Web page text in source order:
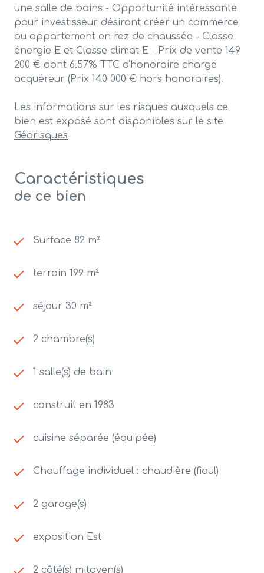
une salle de bains - Opportunité intéressante
pour investisseur désirant créer un commerce
ou appartement en rez de chaussée - Classe
énergie E et Classe climat E - Prix de vente 149
200 € dont 6.57% TTC d'honoraire charge
acquéreur (Prix 140 000 € hors honoraires).
Les informations sur les risques auxquels ce
bien est exposé sont disponibles sur le site
Géorisques
Caractéristiques
de ce bien
Surface 82 m²
terrain 199 m²
séjour 30 m²
2 chambre(s)
1 salle(s) de bain
construit en 1983
cuisine séparée (équipée)
Chauffage individuel : chaudière (fioul)
2 garage(s)
exposition Est
2 côté(s) mitoyen(s)